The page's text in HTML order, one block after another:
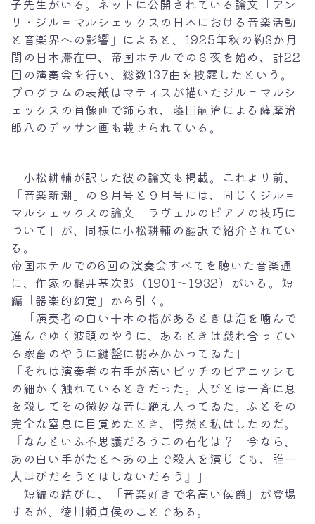
子先生がいる。ネットに公開されている論文「アン
リ・ジル＝マルシェックスの日本における音楽活動
と音楽界への影響」によると、1925年秋の約3か月
間の日本滞在中、帝国ホテルでの６夜を始め、計22
回の演奏会を行い、総数137曲を披露したという。
プログラムの表紙はマティスが描いたジル＝マルシ
ェックスの肖像画で飾られ、藤田嗣治による薩摩治
郎八のデッサン画も載せられている。
小松耕輔が訳した彼の論文も掲載。これより前、
「音楽新潮」の８月号と９月号には、同じくジル＝
マルシェックスの論文「ラヴェルのピアノの技巧に
ついて」が、同様に小松耕輔の翻訳で紹介されてい
る。
帝国ホテルでの6回の演奏会すべてを聴いた音楽通
に、作家の梶井基次郎（1901～1932）がいる。短
編「器楽的幻覚」から引く。
「演奏者の白い十本の指があるときは泡を噛んで
進んでゆく波頭のやうに、あるときは戯れ合ってい
る家畜のやうに鍵盤に挑みかかってゐた」
「それは演奏者の右手が高いピッチのピアニッシモ
の細かく触れているときだった。人びとは一斉に息
を殺してその微妙な音に絶え入ってゐた。ふとその
完全な窒息に目覚めたとき、愕然と私はしたのだ。
『なんといふ不思議だろうこの石化は？ 今なら、
あの白い手がたとへあの上で殺人を演じても、誰一
人叫びだそうとはしないだろう』」
短編の結びに、「音楽好きで名高い侯爵」が登場
するが、徳川頼貞侯のことである。